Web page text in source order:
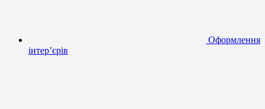
Оформлення
інтер’єрів